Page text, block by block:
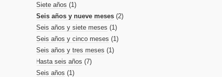
Siete años (1)
Seis años y nueve meses(2)
Seis años y siete meses (1)
Seis años y cinco meses (1)
Seis años y tres meses (1)
Hasta seis años (7)
Seis años (1)